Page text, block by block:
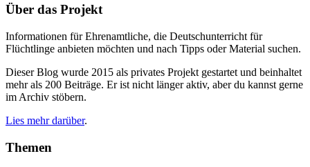
Über das Projekt
Informationen für Ehrenamtliche, die Deutschunterricht für
Flüchtlinge anbieten möchten und nach Tipps oder Material suchen.
Dieser Blog wurde 2015 als privates Projekt gestartet und beinhaltet
mehr als 200 Beiträge. Er ist nicht länger aktiv, aber du kannst gerne
im Archiv stöbern.
Lies mehr darüber.
Themen